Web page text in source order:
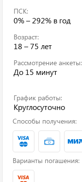
ПСК:
0% – 292% в год
Возраст:
18 – 75 лет
Рассмотрение анкеты:
До 15 минут
График работы:
Круглосуточно
Способы получения:
Варианты погашения: